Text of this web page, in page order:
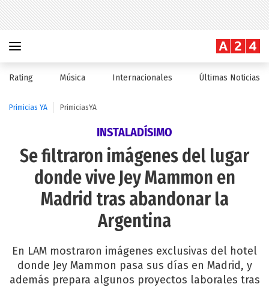
Rating Música Internacionales Últimas Noticias
Primicias YA PrimiciasYA
INSTALADÍSIMO
Se filtraron imágenes del lugar
donde vive Jey Mammon en
Madrid tras abandonar la
Argentina
En LAM mostraron imágenes exclusivas del hotel
donde Jey Mammon pasa sus días en Madrid, y
además prepara algunos proyectos laborales tras